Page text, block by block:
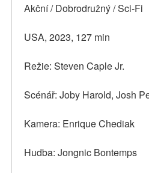
Akční / Dobrodružný / Sci-Fi
USA, 2023, 127 min
Režie: Steven Caple Jr.
Scénář: Joby Harold, Josh
Kamera: Enrique Chediak
Hudba: Jongnic Bontemps